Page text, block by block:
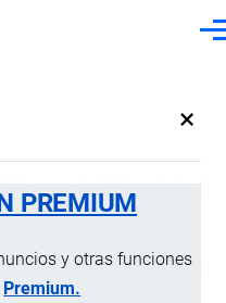
×
PREMIUM
y otras funciones
Premium.
en Ecuador
y
energético